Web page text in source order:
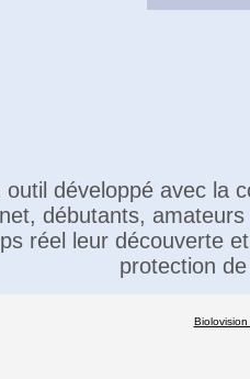
développé avec la
débutants,
réel leur découverte
protection
Biolovision